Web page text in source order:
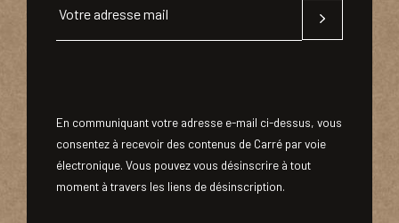
Votre adresse mail
En communiquant votre adresse e-mail ci-dessus, vous
consentez à recevoir des contenus de Carré par voie
électronique. Vous pouvez vous désinscrire à tout
moment à travers les liens de désinscription.